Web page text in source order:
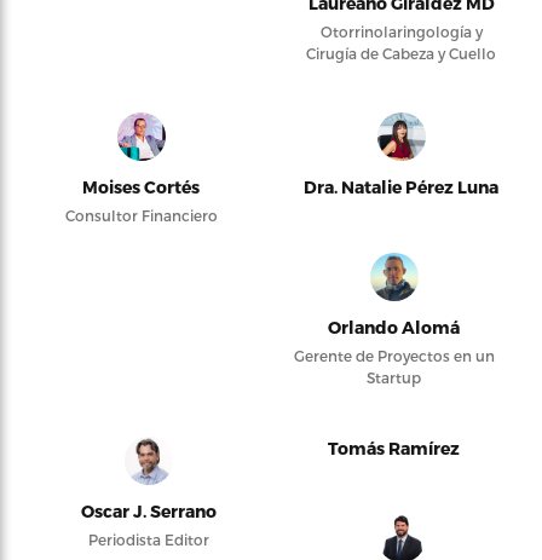
Otorrinolaringología y
Cirugía de Cabeza y Cuello
Moises Cortés
Consultor Financiero
Dra. Natalie Pérez Luna
Orlando Alomá
Gerente de Proyectos en un
Startup
Oscar J. Serrano
Periodista Editor
Tomás Ramírez